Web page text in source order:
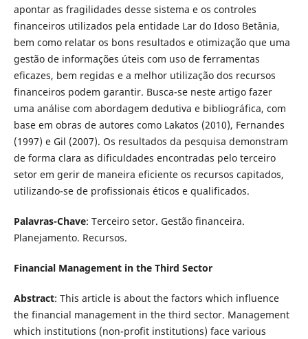
apontar as fragilidades desse sistema e os controles
financeiros utilizados pela entidade Lar do Idoso Betânia,
bem como relatar os bons resultados e otimização que uma
gestão de informações úteis com uso de ferramentas
eficazes, bem regidas e a melhor utilização dos recursos
financeiros podem garantir. Busca-se neste artigo fazer
uma análise com abordagem dedutiva e bibliográfica, com
base em obras de autores como Lakatos (2010), Fernandes
(1997) e Gil (2007). Os resultados da pesquisa demonstram
de forma clara as dificuldades encontradas pelo terceiro
setor em gerir de maneira eficiente os recursos capitados,
utilizando-se de profissionais éticos e qualificados.
Palavras-Chave: Terceiro setor. Gestão financeira.
Planejamento. Recursos.
Financial Management in the Third Sector
Abstract: This article is about the factors which influence
the financial management in the third sector. Management
which institutions (non-profit institutions) face various